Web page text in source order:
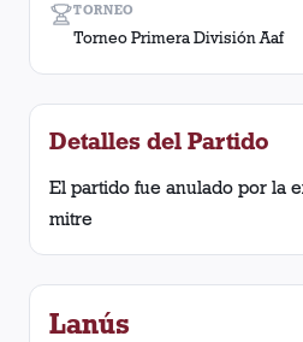
TORNEO
Torneo Primera División Aaf
Detalles del Partido
El partido fue anulado por la
mitre
Lanús